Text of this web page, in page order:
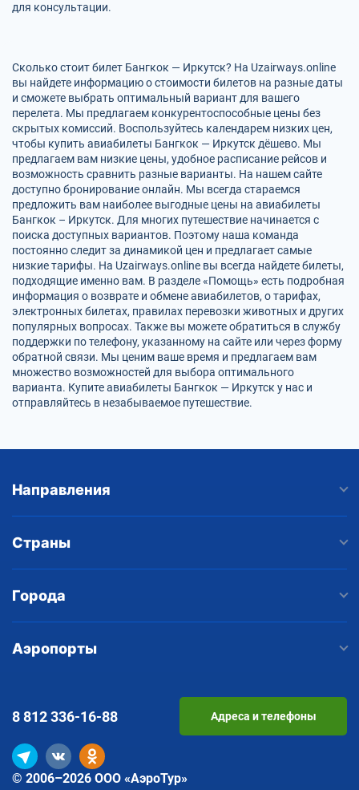
для консультации.
Сколько стоит билет Бангкок — Иркутск? На Uzairways.online
вы найдете информацию о стоимости билетов на разные даты
и сможете выбрать оптимальный вариант для вашего
перелета. Мы предлагаем конкурентоспособные цены без
скрытых комиссий. Воспользуйтесь календарем низких цен,
чтобы купить авиабилеты Бангкок — Иркутск дёшево. Мы
предлагаем вам низкие цены, удобное расписание рейсов и
возможность сравнить разные варианты. На нашем сайте
доступно бронирование онлайн. Мы всегда стараемся
предложить вам наиболее выгодные цены на авиабилеты
Бангкок – Иркутск. Для многих путешествие начинается с
поиска доступных вариантов. Поэтому наша команда
постоянно следит за динамикой цен и предлагает самые
низкие тарифы. На Uzairways.online вы всегда найдете билеты,
подходящие именно вам. В разделе «Помощь» есть подробная
информация о возврате и обмене авиабилетов, о тарифах,
электронных билетах, правилах перевозки животных и других
популярных вопросах. Также вы можете обратиться в службу
поддержки по телефону, указанному на сайте или через форму
обратной связи. Мы ценим ваше время и предлагаем вам
множество возможностей для выбора оптимального
варианта. Купите авиабилеты Бангкок — Иркутск у нас и
отправляйтесь в незабываемое путешествие.
Направления
Страны
Города
Аэропорты
© 2006–2026 ООО «АэроТур»
8 812336-16-88 Адреса и телефоны